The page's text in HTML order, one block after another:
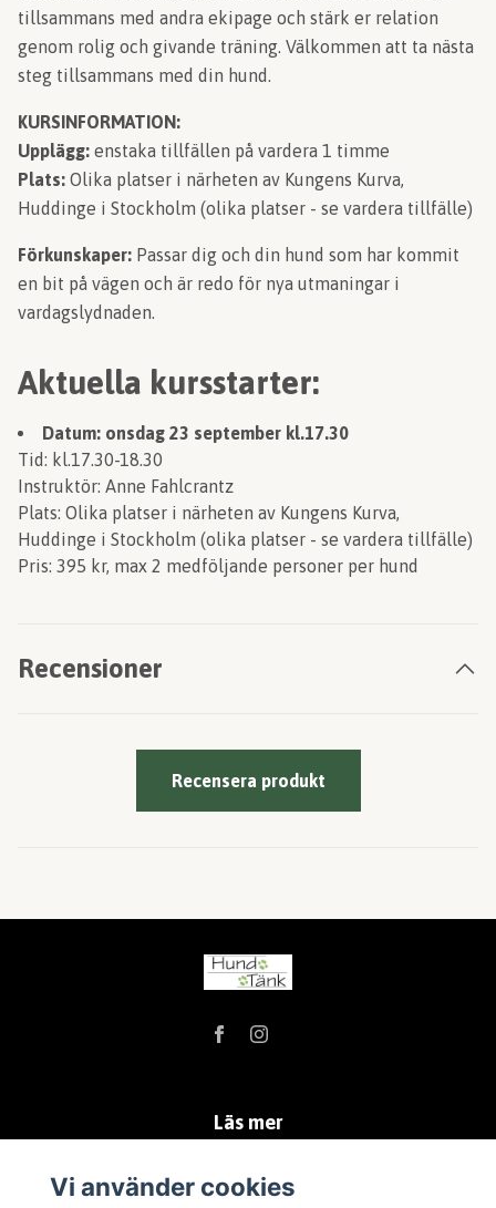
tillsammans med andra ekipage och stärk er relation
genom rolig och givande träning. Välkommen att ta nästa
steg tillsammans med din hund.
KURSINFORMATION:
Upplägg: enstaka tillfällen på vardera 1 timme
Plats: Olika platser i närheten av Kungens Kurva,
Huddinge i Stockholm (olika platser - se vardera tillfälle)
Förkunskaper: Passar dig och din hund som har kommit
en bit på vägen och är redo för nya utmaningar i
vardagslydnaden.
Aktuella kursstarter:
Datum: onsdag 23 september kl.17.30
Tid: kl.17.30-18.30
Instruktör: Anne Fahlcrantz
Plats: Olika platser i närheten av Kungens Kurva,
Huddinge i Stockholm (olika platser - se vardera tillfälle)
Pris: 395 kr, max 2 medföljande personer per hund
Recensioner
Recensera produkt
Läs mer
Köpvillkor
Vi använder cookies